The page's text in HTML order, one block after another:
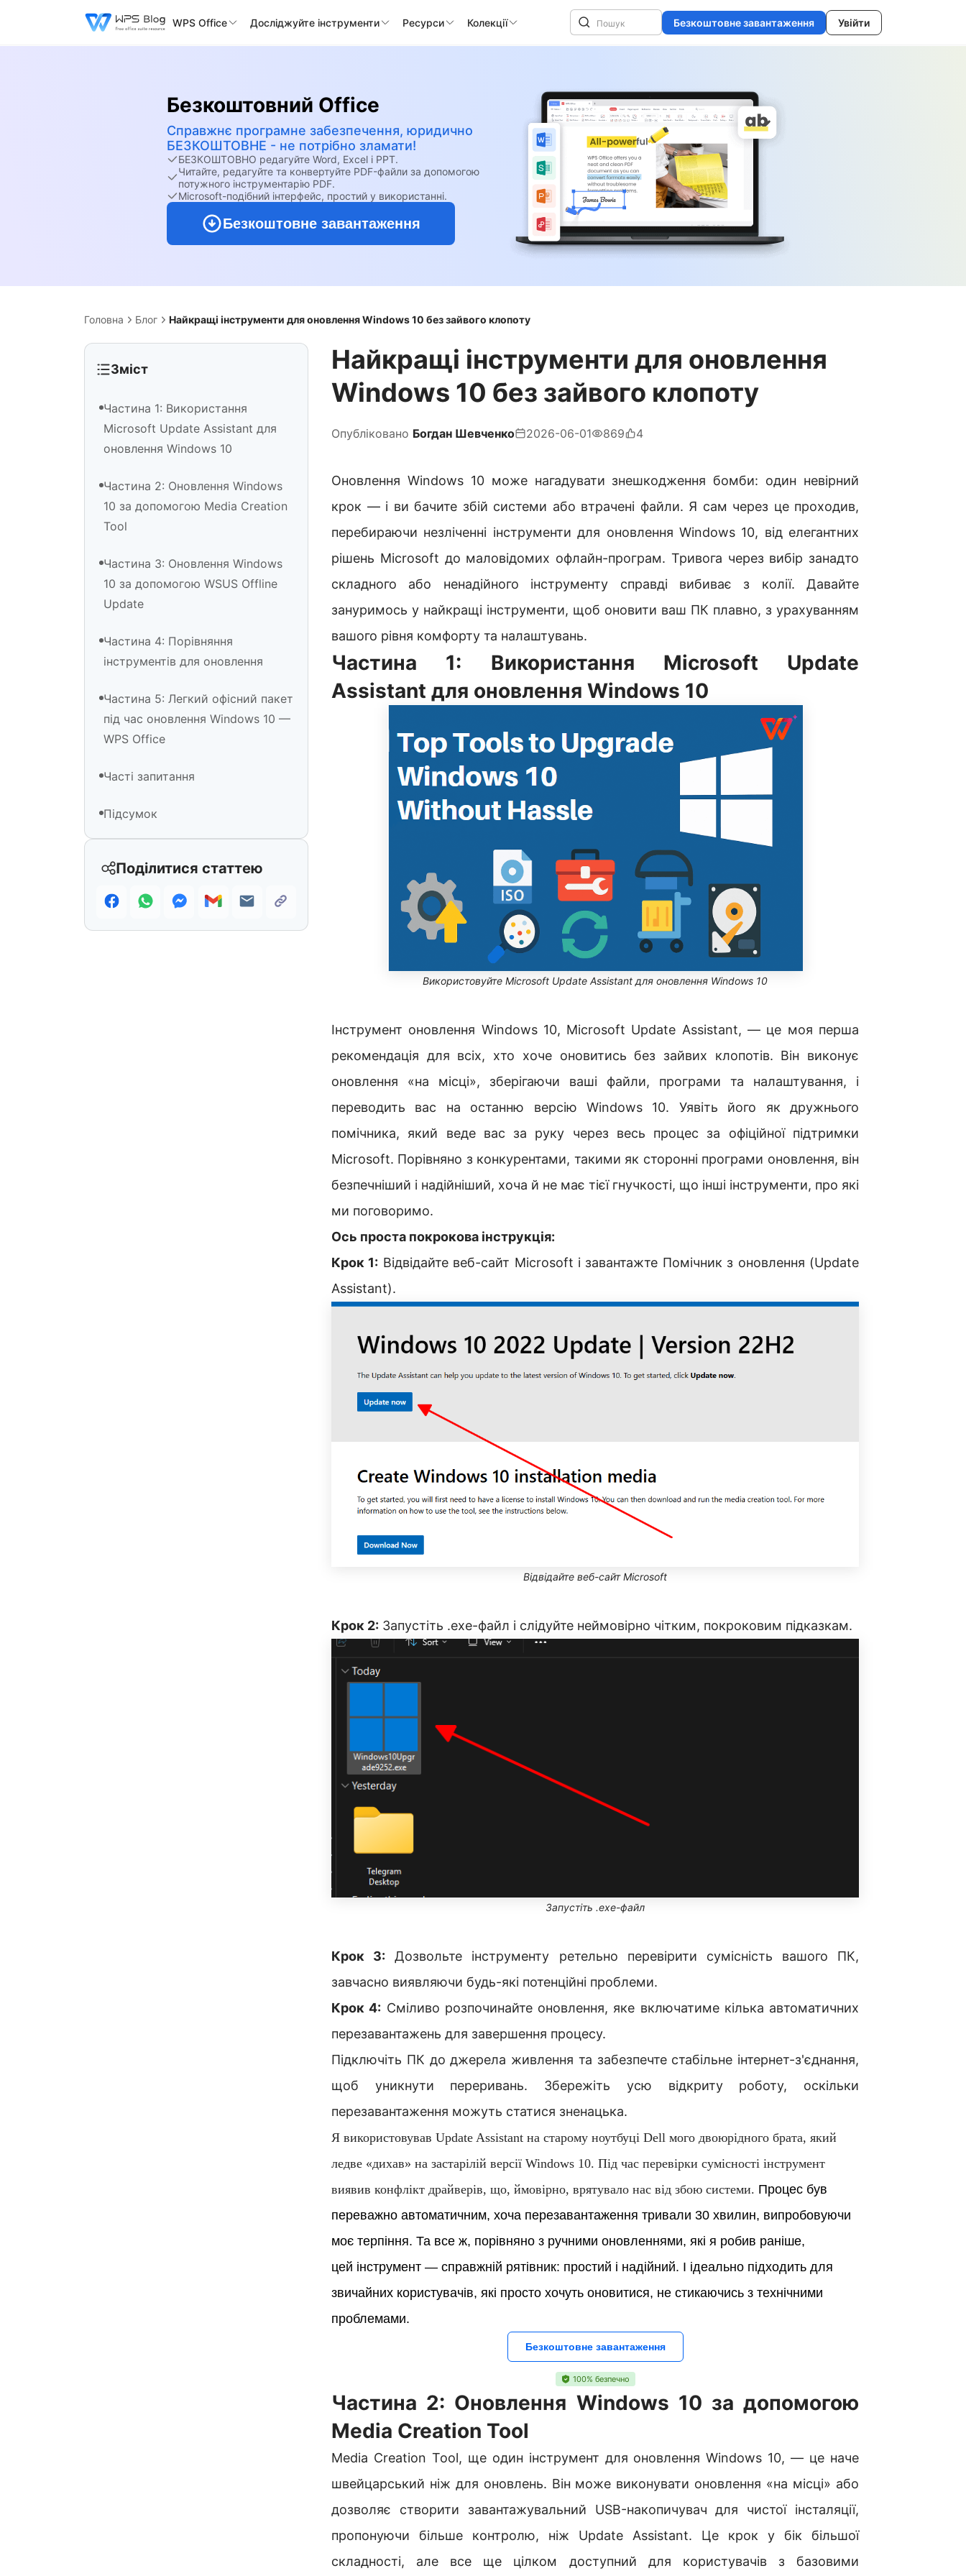
WPS Office Досліджуйте інструменти Ресурси Колекції Безкоштовне завантаження Увійти
Безкоштовний Office
Справжнє програмне забезпечення, юридично
БЕЗКОШТОВНЕ - не потрібно зламати!
БЕЗКОШТОВНО редагуйте Word, Excel і PPT.
Читайте, редагуйте та конвертуйте PDF-файли за допомогою
потужного інструментарію PDF.
Microsoft-подібний інтерфейс, простий у використанні.
Безкоштовне завантаження
Головна Блог Найкращі інструменти для оновлення Windows 10 без зайвого клопоту
Зміст
Частина 1: Використання
Microsoft Update Assistant для
оновлення Windows 10
Частина 2: Оновлення Windows
10 за допомогою Media Creation
Tool
Частина 3: Оновлення Windows
10 за допомогою WSUS Offline
Update
Частина 4: Порівняння
інструментів для оновлення
Частина 5: Легкий офісний пакет
під час оновлення Windows 10 —
WPS Office
Часті запитання
Підсумок
Поділитися статтею
Найкращі інструменти для оновлення
Windows 10 без зайвого клопоту
Опубліковано Богдан Шевченко 2026-06-01 869 4
Оновлення Windows 10 може нагадувати знешкодження бомби: один невірний
крок — і ви бачите збій системи або втрачені файли. Я сам через це проходив,
перебираючи незліченні інструменти для оновлення Windows 10, від елегантних
рішень Microsoft до маловідомих офлайн-програм. Тривога через вибір занадто
складного або ненадійного інструменту справді вибиває з колії. Давайте
зануримось у найкращі інструменти, щоб оновити ваш ПК плавно, з урахуванням
вашого рівня комфорту та налаштувань.
Частина 1: Використання Microsoft Update
Assistant для оновлення Windows 10
Використовуйте Microsoft Update Assistant для оновлення Windows 10
Інструмент оновлення Windows 10, Microsoft Update Assistant, — це моя перша
рекомендація для всіх, хто хоче оновитись без зайвих клопотів. Він виконує
оновлення «на місці», зберігаючи ваші файли, програми та налаштування, і
переводить вас на останню версію Windows 10. Уявіть його як дружнього
помічника, який веде вас за руку через весь процес за офіційної підтримки
Microsoft. Порівняно з конкурентами, такими як сторонні програми оновлення, він
безпечніший і надійніший, хоча й не має тієї гнучкості, що інші інструменти, про які
ми поговоримо.
Ось проста покрокова інструкція:
Крок 1: Відвідайте веб-сайт Microsoft і завантажте Помічник з оновлення (Update
Assistant).
Відвідайте веб-сайт Microsoft
Крок 2: Запустіть .exe-файл і слідуйте неймовірно чітким, покроковим підказкам.
Запустіть .exe-файл
Крок 3: Дозвольте інструменту ретельно перевірити сумісність вашого ПК,
завчасно виявляючи будь-які потенційні проблеми.
Крок 4: Сміливо розпочинайте оновлення, яке включатиме кілька автоматичних
перезавантажень для завершення процесу.
Підключіть ПК до джерела живлення та забезпечте стабільне інтернет-з'єднання,
щоб уникнути переривань. Збережіть усю відкриту роботу, оскільки
перезавантаження можуть статися зненацька.
Я використовував Update Assistant на старому ноутбуці Dell мого двоюрідного брата, який
ледве «дихав» на застарілій версії Windows 10. Під час перевірки сумісності інструмент
виявив конфлікт драйверів, що, ймовірно, врятувало нас від збою системи. Процес був
переважно автоматичним, хоча перезавантаження тривали 30 хвилин, випробовуючи
моє терпіння. Та все ж, порівняно з ручними оновленнями, які я робив раніше,
цей інструмент — справжній рятівник: простий і надійний. І ідеально підходить для
звичайних користувачів, які просто хочуть оновитися, не стикаючись з технічними
проблемами.
Безкоштовне завантаження
100% безпечно
Частина 2: Оновлення Windows 10 за допомогою
Media Creation Tool
Media Creation Tool, ще один інструмент для оновлення Windows 10, — це наче
швейцарський ніж для оновлень. Він може виконувати оновлення «на місці» або
дозволяє створити завантажувальний USB-накопичувач для чистої інсталяції,
пропонуючи більше контролю, ніж Update Assistant. Це крок у бік більшої
складності, але все ще цілком доступний для користувачів з базовими